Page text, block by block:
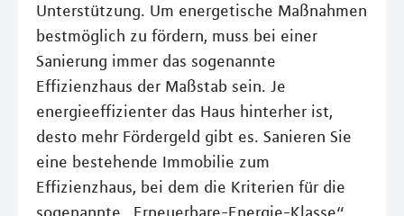
Unterstützung. Um energetische Maßnahmen
bestmöglich zu fördern, muss bei einer
Sanierung immer das sogenannte
Effizienzhaus der Maßstab sein. Je
energieeffizienter das Haus hinterher ist,
desto mehr Fördergeld gibt es. Sanieren Sie
eine bestehende Immobilie zum
Effizienzhaus, bei dem die Kriterien für die